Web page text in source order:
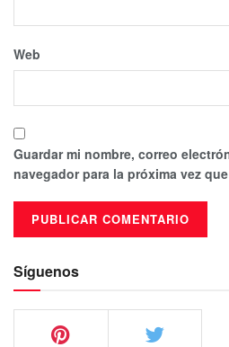
Web
Guardar mi nombre, correo
navegador para la próxima vez
Síguenos